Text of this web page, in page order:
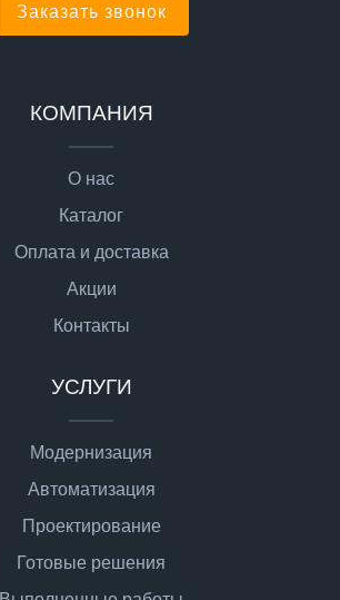
Заказать звонок
КОМПАНИЯ
О нас
Каталог
Оплата и доставка
Акции
Контакты
УСЛУГИ
Модернизация
Автоматизация
Проектирование
Готовые решения